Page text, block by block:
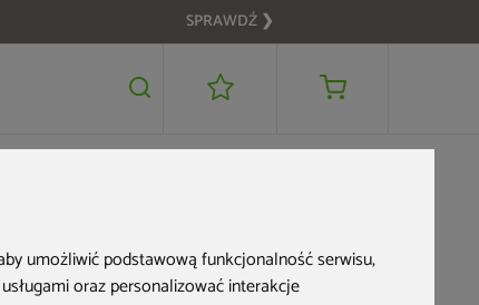
umożliwić podstawową funkcjonalność serwisu,
oraz personalizować interakcje
SPRAWDŹ ❯
DODAJ DO KOSZYKA
ogrodowa